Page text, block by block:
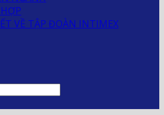
VỀ TẬP ĐOÀN INTIMEX